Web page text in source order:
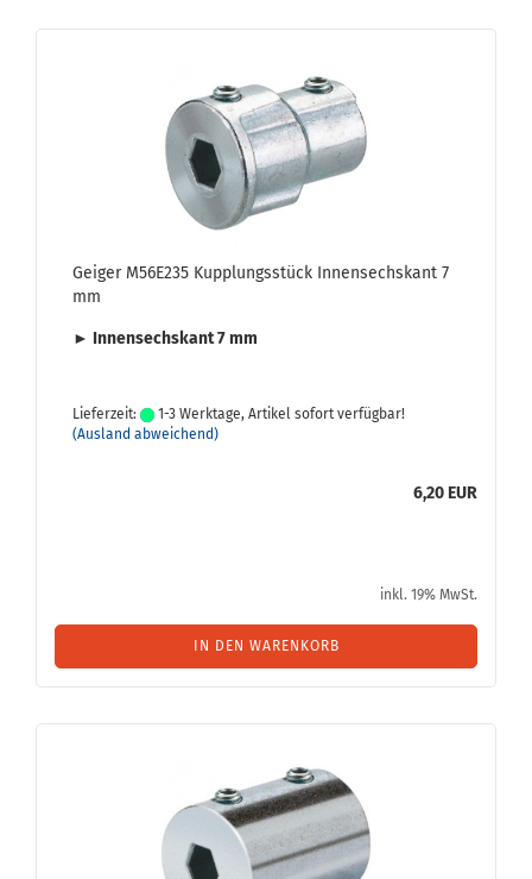
Gei­ger M56E235 Kupp­lungs­stück In­nen­sechs­kant 7
mm
► In­nen­sechs­kant 7 mm
Lieferzeit:
1-3 Werktage, Artikel sofort verfügbar!
(Ausland abweichend)
6,20 EUR
inkl. 19% MwSt.
IN DEN WARENKORB